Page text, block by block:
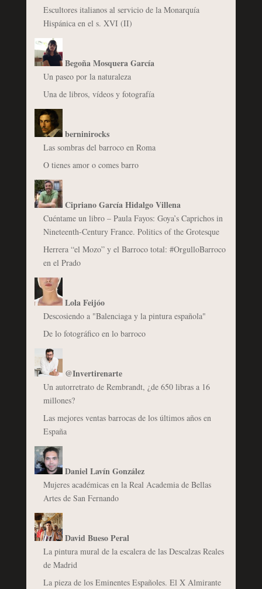
Escultores italianos al servicio de la Monarquía
Hispánica en el s. XVI (II)
Begoña Mosquera García
Un paseo por la naturaleza
Una de libros, vídeos y fotografía
berninirocks
Las sombras del barroco en Roma
O tienes amor o comes barro
Cipriano García Hidalgo Villena
Cuéntame un libro – Paula Fayos: Goya’s Caprichos in
Nineteenth-Century France. Politics of the Grotesque
Herrera “el Mozo” y el Barroco total: #OrgulloBarroco
en el Prado
Lola Feijóo
Descosiendo a "Balenciaga y la pintura española"
De lo fotográfico en lo barroco
@Invertirenarte
Un autorretrato de Rembrandt, ¿de 650 libras a 16
millones?
Las mejores ventas barrocas de los últimos años en
España
Daniel Lavín González
Mujeres académicas en la Real Academia de Bellas
Artes de San Fernando
David Bueso Peral
La pintura mural de la escalera de las Descalzas Reales
de Madrid
La pieza de los Eminentes Españoles. El X Almirante